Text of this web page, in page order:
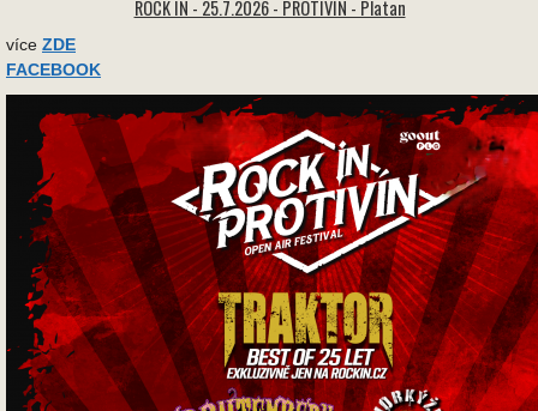
ROCK IN - 25.7.2026 - PROTIVÍN - Platan
více ZDE
FACEBOOK